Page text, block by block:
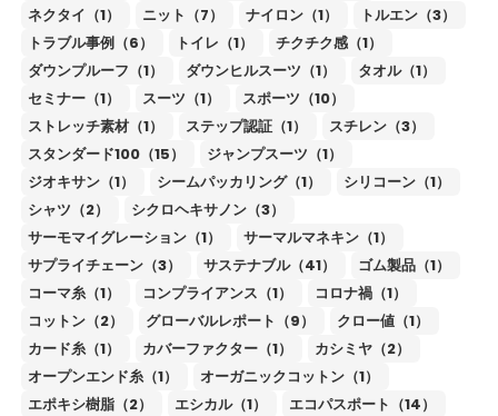
ネクタイ（1）
ニット（7） ナイロン（1）
トルエン（3）
トラブル事例（6）
トイレ（1）
チクチク感（1）
ダウンプルーフ（1）
ダウンヒルスーツ（1）
タオル（1）
セミナー（1）
スーツ（1）
スポーツ（10）
ストレッチ素材（1）
ステップ認証（1）
スチレン（3）
スタンダード100（15）
ジャンプスーツ（1）
ジオキサン（1）
シームパッカリング（1）
シリコーン（1）
シャツ（2）
シクロヘキサノン（3）
サーモマイグレーション（1）
サーマルマネキン（1）
サプライチェーン（3）
サステナブル（41）
ゴム製品（1）
コーマ糸（1）
コンプライアンス（1）
コロナ禍（1）
コットン（2）
グローバルレポート（9）
クロー値（1）
カード糸（1）
カバーファクター（1）
カシミヤ（2）
オープンエンド糸（1）
オーガニックコットン（1）
エポキシ樹脂（2）
エシカル（1）
エコパスポート（14）